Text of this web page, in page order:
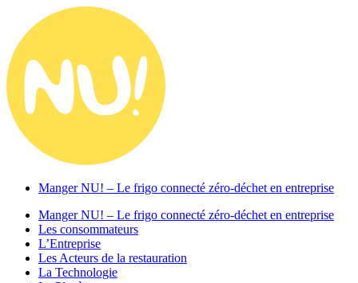
Manger NU! – Le frigo connecté zéro-déchet en entreprise
Manger NU! – Le frigo connecté zéro-déchet en entreprise
Les consommateurs
L’Entreprise
Les Acteurs de la restauration
La Technologie